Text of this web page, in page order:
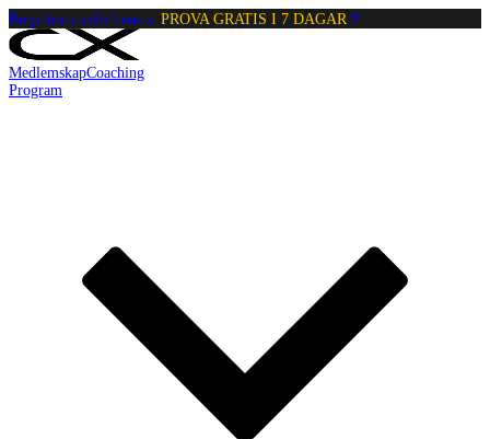
Börja träna calisthenics: PROVA GRATIS I 7 DAGAR
MedlemskapCoaching
Program